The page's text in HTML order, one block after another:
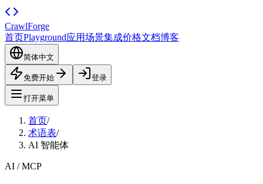
CrawlForge
首页Playground应用场景集成价格文档博客
简体中文
免费开始 登录
打开菜单
首页/
术语表/
AI 智能体
AI / MCP